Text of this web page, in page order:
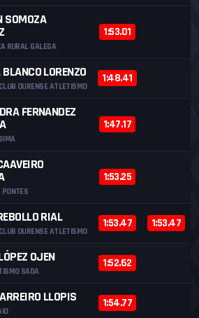
SOMOZA
RURAL GALEGA
1:53.01
LORENZO
OURENSE ATLETISMO
1:48.41
FERNANDEZ
1:47.17
1:53.25
RIAL
OURENSE ATLETISMO
1:53.47 1:53.47
OJEN
SADA
1:52.62
LLOPIS 1:54.77